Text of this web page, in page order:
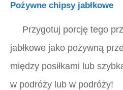
Pożywne chipsy jabłkowe
Przygotuj porcję tego
jabłkowe jako pożywną
między posiłkami lub
w podróży lub w podróży!